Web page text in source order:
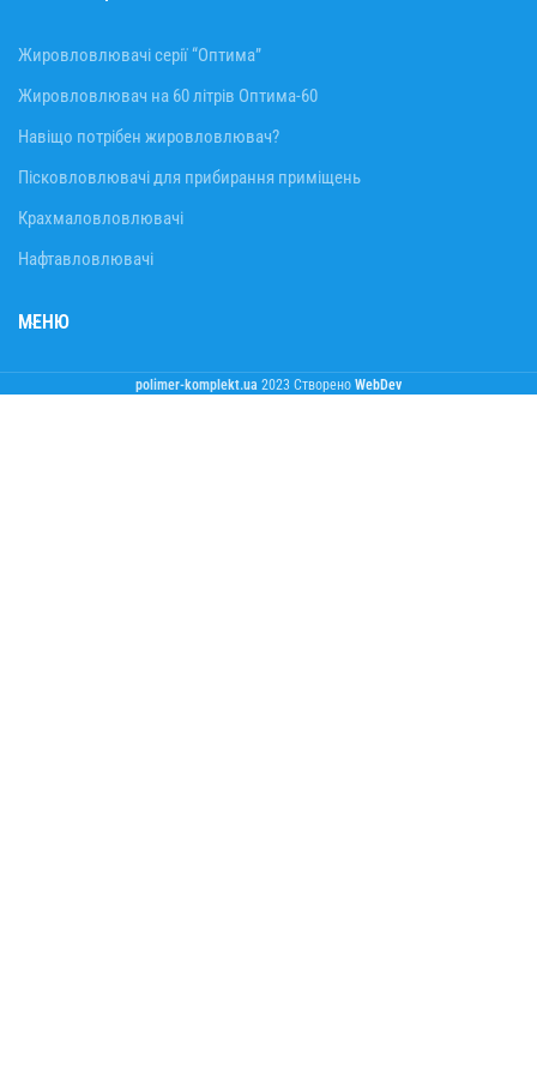
Жировловлювачі серії “Оптима”
Жировловлювач на 60 літрів Оптима-60
Навіщо потрібен жировловлювач?
Пісковловлювачі для прибирання приміщень
Крахмаловловлювачі
Нафтавловлювачі
МЕНЮ
polimer-komplekt.ua 2023 Створено WebDev